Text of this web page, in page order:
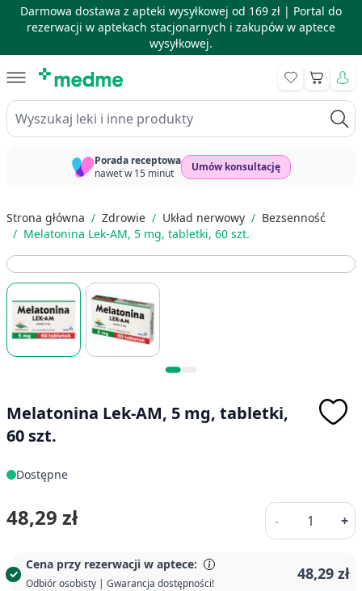
Darmowa dostawa z apteki wysyłkowej od 169 zł | Portal do
rezerwacji w aptekach stacjonarnych i zakupów w aptece
wysyłkowej.
Wyszukaj leki i inne produkty
Koszyk
Porada receptowa
nawet w 15 minut
Umów konsultację
Strona główna / Zdrowie / Układ nerwowy / Bezsenność
/ Melatonina Lek-AM, 5 mg, tabletki, 60 szt.
Melatonina Lek-AM, 5 mg, tabletki,
60 szt.
Dostępne
Cena przy rezerwacji w aptece:
Odbiór osobisty | Gwarancja dostępności!
48,29 zł
48,29 zł -
Ilość
+